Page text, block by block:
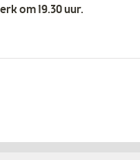
om 19.30 uur.